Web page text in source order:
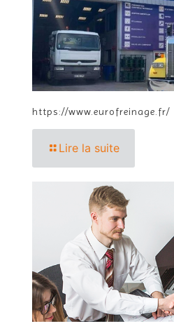
https://www.eurofreinage.fr/
Lire la suite